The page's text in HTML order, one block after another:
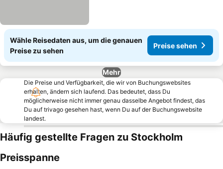
Wähle Reisedaten aus, um die genauen
Preise zu sehen
Preise sehen
Mehr
Die Preise und Verfügbarkeit, die wir von Buchungswebsites
erhalten, ändern sich laufend. Das bedeutet, dass Du
möglicherweise nicht immer genau dasselbe Angebot findest, das
Du auf trivago gesehen hast, wenn Du auf der Buchungswebsite
landest.
Häufig gestellte Fragen zu Stockholm
Preisspanne